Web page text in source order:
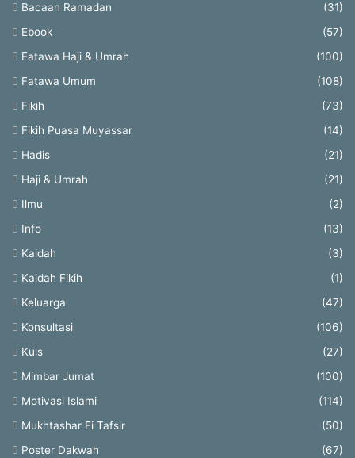
Bacaan Ramadan
(31)
Ebook
(57)
Fatawa Haji & Umrah
(100)
Fatawa Umum
(108)
Fikih
(73)
Fikih Puasa Muyassar
(14)
Hadis
(21)
Haji & Umrah
(21)
Ilmu
(2)
Info
(13)
Kaidah
(3)
Kaidah Fikih
(1)
Keluarga
(47)
Konsultasi
(106)
Kuis
(27)
Mimbar Jumat
(100)
Motivasi Islami
(114)
Mukhtashar Fi Tafsir
(50)
Poster Dakwah
(67)